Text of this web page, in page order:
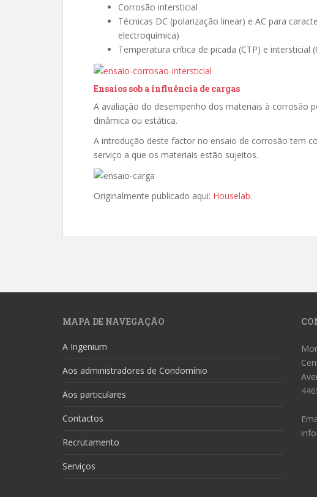
Corrosão intersticial
Técnicas DC (polarização linear) e AC para
electroquímica)
Temperatura crítica de picada (CTP) e intersticial
Ensaios sob a influência de cargas
A avaliação do desempenho dos materiais à corrosão
dinâmica ou estática.
A introdução deste factor no ensaio de corrosão tem
serviço a que os materiais estão sujeitos.
Originalmente publicado aqui: Houselab.
MAPA DE NAVEGAÇÃO
A Ingenium
Aos administradores de Condomínio
Aos particulares
Contactos
Recrutamento
Serviços